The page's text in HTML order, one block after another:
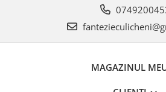
MAGAZINUL